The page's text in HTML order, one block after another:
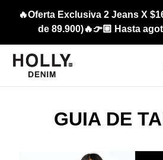
directamente
contenido
🔥Oferta Exclusiva 2 Jeans X
de 89.900)🔥👉🏼 Hasta
GUIA DE